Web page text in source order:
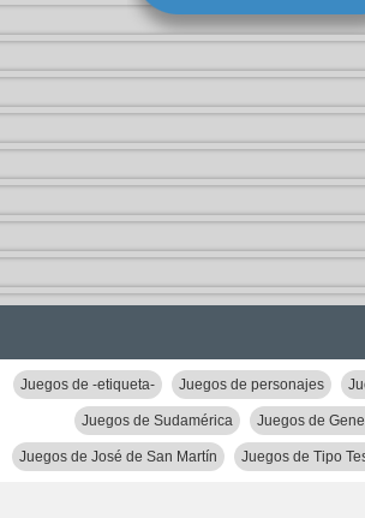
Juegos de -etiqueta- Juegos de personajes
Juegos de Sudamérica Juegos de
Juegos de José de San Martín Juegos de Tipo